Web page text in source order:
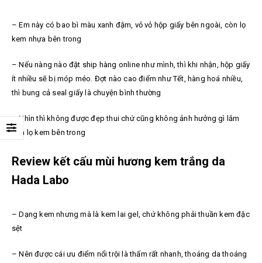
– Em này có bao bì màu xanh đậm, vỏ vỏ hộp giấy bên ngoài, còn lọ
kem nhựa bên trong
– Nếu nàng nào đặt ship hàng online như mình, thì khi nhận, hộp giấy
ít nhiều sẽ bị móp méo. Đợt nào cao điểm như Tết, hàng hoá nhiều,
thì bung cả seal giấy là chuyện bình thường
– Nhìn thì không được đẹp thui chứ cũng không ảnh hưởng gì lắm
đến lọ kem bên trong
Review kết cấu mùi hương kem trắng da
Hada Labo
– Dạng kem nhưng mà là kem lai gel, chứ không phải thuần kem đặc
sệt
– Nên được cái ưu điểm nổi trội là thấm rất nhanh, thoáng da thoáng